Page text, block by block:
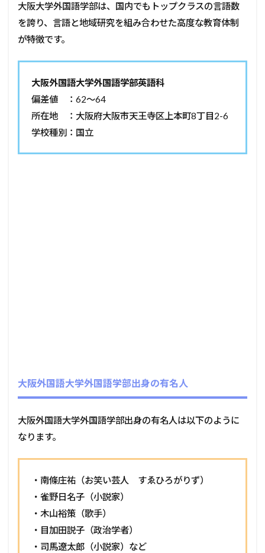
大阪大学外国語学部は、国内でもトップクラスの言語数
を誇り、言語と地域研究を組み合わせた高度な教育体制
が特徴です。
大阪外国語大学外国語学部英語科
偏差値 ：62～64
所在地 ：大阪府大阪市天王寺区上本町8丁目2-6
学校種別：国立
大阪外国語大学外国語学部出身の有名人
大阪外国語大学外国語学部出身の有名人は以下のように
なります。
・南條庄祐（お笑い芸人 すゑひろがりず）
・雀野日名子（小説家）
・木山裕策（歌手）
・目加田説子（政治学者）
・司馬遼太郎（小説家）など